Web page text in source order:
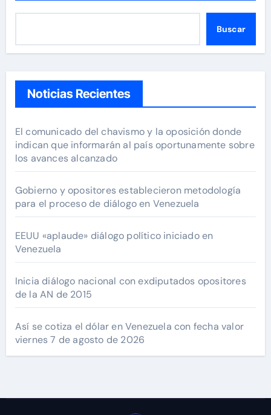
Buscar
Noticias Recientes
El comunicado del chavismo y la oposición donde
indican que informarán al país oportunamente sobre
los avances alcanzado
Gobierno y opositores establecieron metodología
para el proceso de diálogo en Venezuela
EEUU «aplaude» diálogo político iniciado en
Venezuela
Inicia diálogo nacional con exdiputados opositores
de la AN de 2015
Así se cotiza el dólar en Venezuela con fecha valor
viernes 7 de agosto de 2026